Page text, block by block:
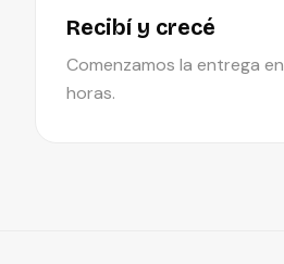
Recibí y crecé
Comenzamos la entrega
horas.